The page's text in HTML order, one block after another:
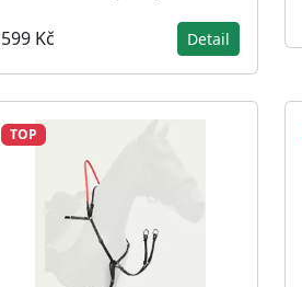
599 Kč Detail
TOP